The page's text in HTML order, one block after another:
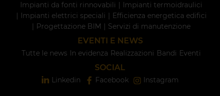
Impianti da fonti rinnovabili
Impianti termoidraulici
Impianti elettrici speciali
Efficienza energetica edifici
Progettazione BIM
Servizi di manutenzione
EVENTI E NEWS
Tutte le news In evidenza Realizzazioni Bandi Eventi
SOCIAL
Linkedin Facebook Instagram